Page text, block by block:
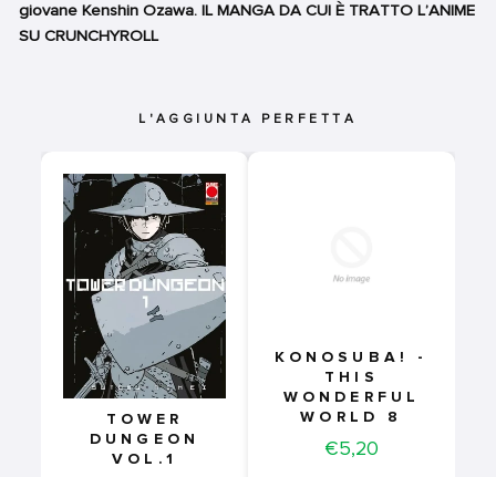
giovane Kenshin Ozawa. IL MANGA DA CUI È TRATTO L’ANIME
SU CRUNCHYROLL
L'AGGIUNTA PERFETTA
TOWER
DUNGEON
VOL.1
KONOSUBA! -
THIS
WONDERFUL
WORLD 8
Price
€5,20